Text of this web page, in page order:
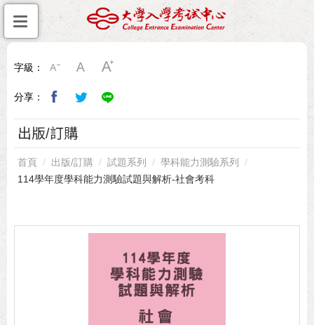
字級：
分享：
出版/訂購
首頁 出版/訂購 試題系列
學科能力測驗系列
114學年度學科能力測驗試題與解析-社會考科